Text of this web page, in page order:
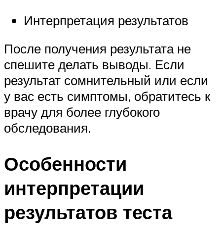
Интерпретация результатов
После получения результата не
спешите делать выводы. Если
результат сомнительный или если
у вас есть симптомы, обратитесь к
врачу для более глубокого
обследования.
Особенности
интерпретации
результатов теста